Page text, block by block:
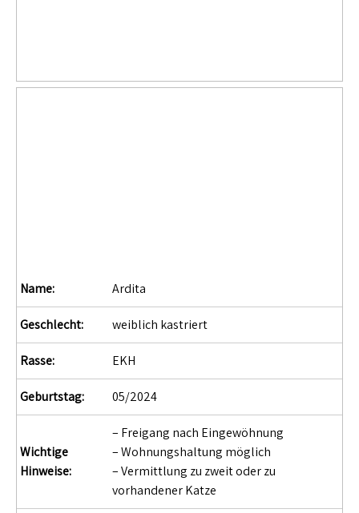
Name: Ardita
Geschlecht: weiblich kastriert
Rasse: EKH
Geburtstag: 05/2024
Wichtige
Hinweise:
– Freigang nach Eingewöhnung
– Wohnungshaltung möglich
– Vermittlung zu zweit oder zu
vorhandener Katze